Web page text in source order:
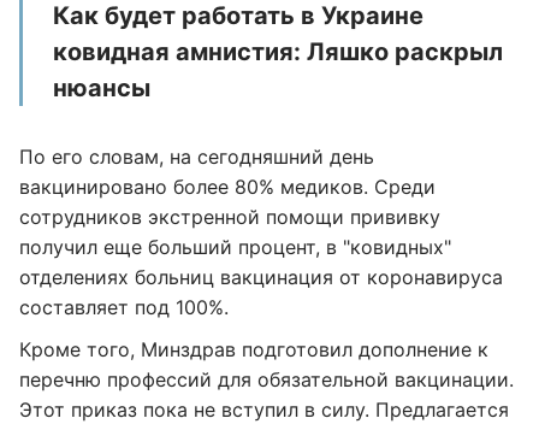
Как будет работать в Украине
ковидная амнистия: Ляшко раскрыл
нюансы
По его словам, на сегодняшний день
вакцинировано более 80% медиков. Среди
сотрудников экстренной помощи прививку
получил еще больший процент, в "ковидных"
отделениях больниц вакцинация от коронавируса
составляет под 100%.
Кроме того, Минздрав подготовил дополнение к
перечню профессий для обязательной вакцинации.
Этот приказ пока не вступил в силу. Предлагается